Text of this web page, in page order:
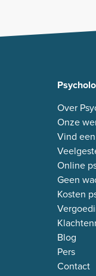
Over
Onze
Vind
Online
Geen
Kosten
Blog
Pers
Contact